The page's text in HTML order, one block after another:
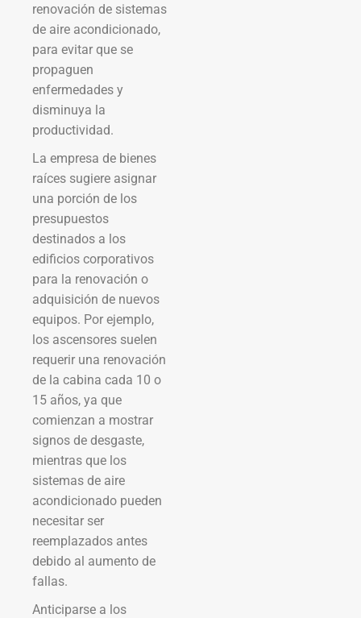
renovación de sistemas
de aire acondicionado,
para evitar que se
propaguen
enfermedades y
disminuya la
productividad.
La empresa de bienes
raíces sugiere asignar
una porción de los
presupuestos
destinados a los
edificios corporativos
para la renovación o
adquisición de nuevos
equipos. Por ejemplo,
los ascensores suelen
requerir una renovación
de la cabina cada 10 o
15 años, ya que
comienzan a mostrar
signos de desgaste,
mientras que los
sistemas de aire
acondicionado pueden
necesitar ser
reemplazados antes
debido al aumento de
fallas.
Anticiparse a los